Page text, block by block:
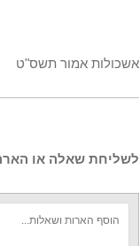
אשכולות אמור תשס"ט
לשליחת שאלה או